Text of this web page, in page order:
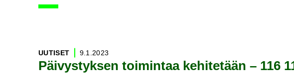
Päi­vys­tyk­sen toi­min­taa ke­hi­te­tään – 116
UU­TI­SET 9.1.2023